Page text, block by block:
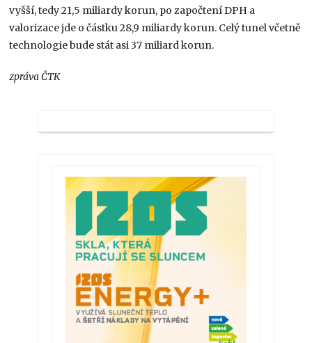
vyšší, tedy 21,5 miliardy korun, po započtení DPH a
valorizace jde o částku 28,9 miliardy korun. Celý tunel včetně
technologie bude stát asi 37 miliard korun.
zpráva ČTK